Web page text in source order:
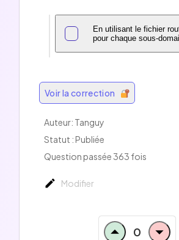
En utilisant le fichier
pour chaque sous-
Voir la correction
Auteur: Tanguy
Statut : Publiée
Question passée 363 fois
Modifier
0